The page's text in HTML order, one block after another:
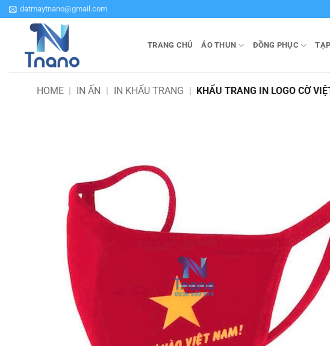
Bỏ
qua
datmaytnano@gmail.com
TRANG CHỦ ÁO THUN ĐỒNG PHỤC
HOME | IN ẤN | IN KHẨU TRANG | KHẨU TRANG IN LOGO CỜ